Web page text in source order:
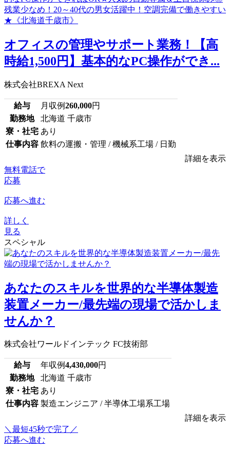
オフィスの管理やサポート業務！【高
時給1,500円】基本的なPC操作ができ...
株式会社BREXA Next
給与 月収例260,000円
勤務地
北海道 千歳市
寮・社宅 あり
仕事内容 飲料の運搬・管理 / 機械系工場 / 日勤
詳細を表示
無料電話で
応募
応募へ進む
詳しく
見る
スペシャル
あなたのスキルを世界的な半導体製造
装置メーカー/最先端の現場で活かしま
せんか？
株式会社ワールドインテック FC技術部
給与 年収例4,430,000円
勤務地
北海道 千歳市
寮・社宅 あり
仕事内容 製造エンジニア / 半導体工場系工場
詳細を表示
＼最短45秒で完了／
応募へ進む